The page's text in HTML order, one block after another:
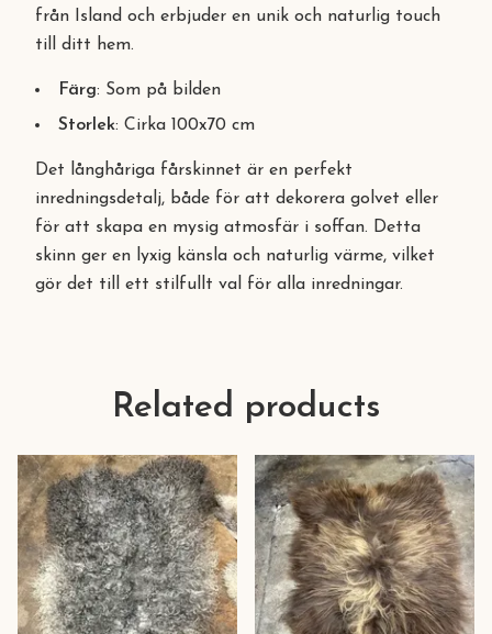
från Island och erbjuder en unik och naturlig touch
till ditt hem.
Färg: Som på bilden
Storlek: Cirka 100x70 cm
Det långhåriga fårskinnet är en perfekt
inredningsdetalj, både för att dekorera golvet eller
för att skapa en mysig atmosfär i soffan. Detta
skinn ger en lyxig känsla och naturlig värme, vilket
gör det till ett stilfullt val för alla inredningar.
Related products